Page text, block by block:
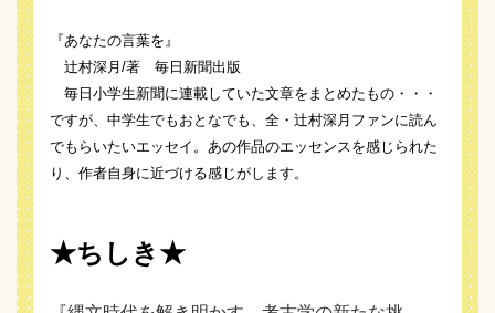
『あなたの言葉を』
辻村深月/著 毎日新聞出版
毎日小学生新聞に連載していた文章をまとめたもの・・・
ですが、中学生でもおとなでも、全・辻村深月ファンに読ん
でもらいたいエッセイ。あの作品のエッセンスを感じられた
り、作者自身に近づける感じがします。
★ちしき★